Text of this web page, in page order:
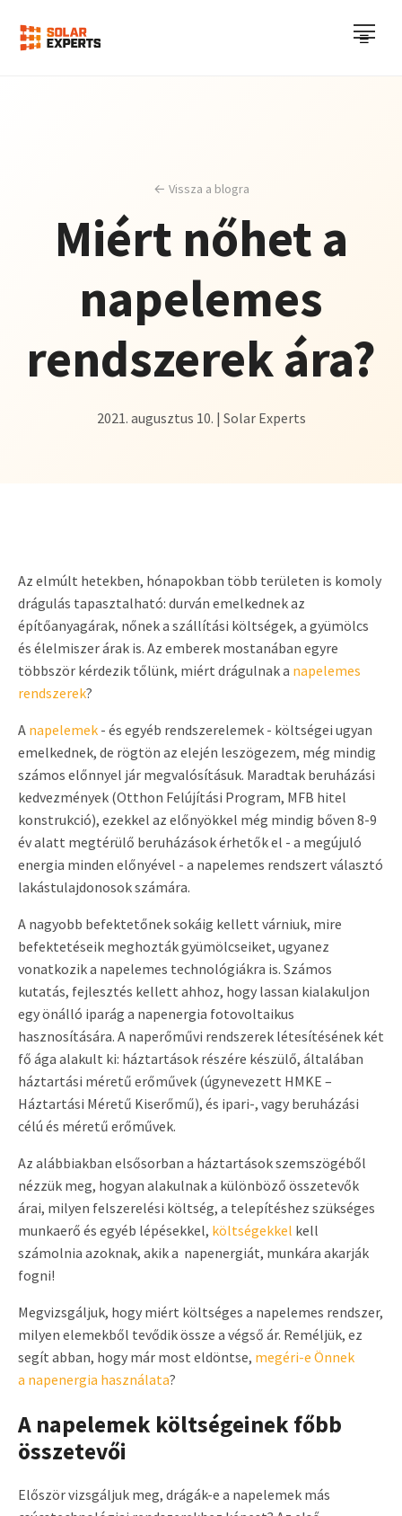
☰
← Vissza a blogra
Miért nőhet a
napelemes
rendszerek ára?
2021. augusztus 10. | Solar Experts
Az elmúlt hetekben, hónapokban több területen is komoly
drágulás tapasztalható: durván emelkednek az
építőanyagárak, nőnek a szállítási költségek, a gyümölcs
és élelmiszer árak is. Az emberek mostanában egyre
többször kérdezik tőlünk, miért drágulnak a napelemes
rendszerek?
A napelemek - és egyéb rendszerelemek - költségei ugyan
emelkednek, de rögtön az elején leszögezem, még mindig
számos előnnyel jár megvalósításuk. Maradtak beruházási
kedvezmények (Otthon Felújítási Program, MFB hitel
konstrukció), ezekkel az előnyökkel még mindig bőven 8-9
év alatt megtérülő beruházások érhetők el - a megújuló
energia minden előnyével - a napelemes rendszert választó
lakástulajdonosok számára.
A nagyobb befektetőnek sokáig kellett várniuk, mire
befektetéseik meghozták gyümölcseiket, ugyanez
vonatkozik a napelemes technológiákra is. Számos
kutatás, fejlesztés kellett ahhoz, hogy lassan kialakuljon
egy önálló iparág a napenergia fotovoltaikus
hasznosítására. A naperőművi rendszerek létesítésének két
fő ága alakult ki: háztartások részére készülő, általában
háztartási méretű erőművek (úgynevezett HMKE –
Háztartási Méretű Kiserőmű), és ipari-, vagy beruházási
célú és méretű erőművek.
Az alábbiakban elsősorban a háztartások szemszögéből
nézzük meg, hogyan alakulnak a különböző összetevők
árai, milyen felszerelési költség, a telepítéshez szükséges
munkaerő és egyéb lépésekkel, költségekkel kell
számolnia azoknak, akik a napenergiát, munkára akarják
fogni!
Megvizsgáljuk, hogy miért költséges a napelemes rendszer,
milyen elemekből tevődik össze a végső ár. Reméljük, ez
segít abban, hogy már most eldöntse, megéri-e Önnek
a napenergia használata?
A napelemek költségeinek főbb
összetevői
Először vizsgáljuk meg, drágák-e a napelemek más